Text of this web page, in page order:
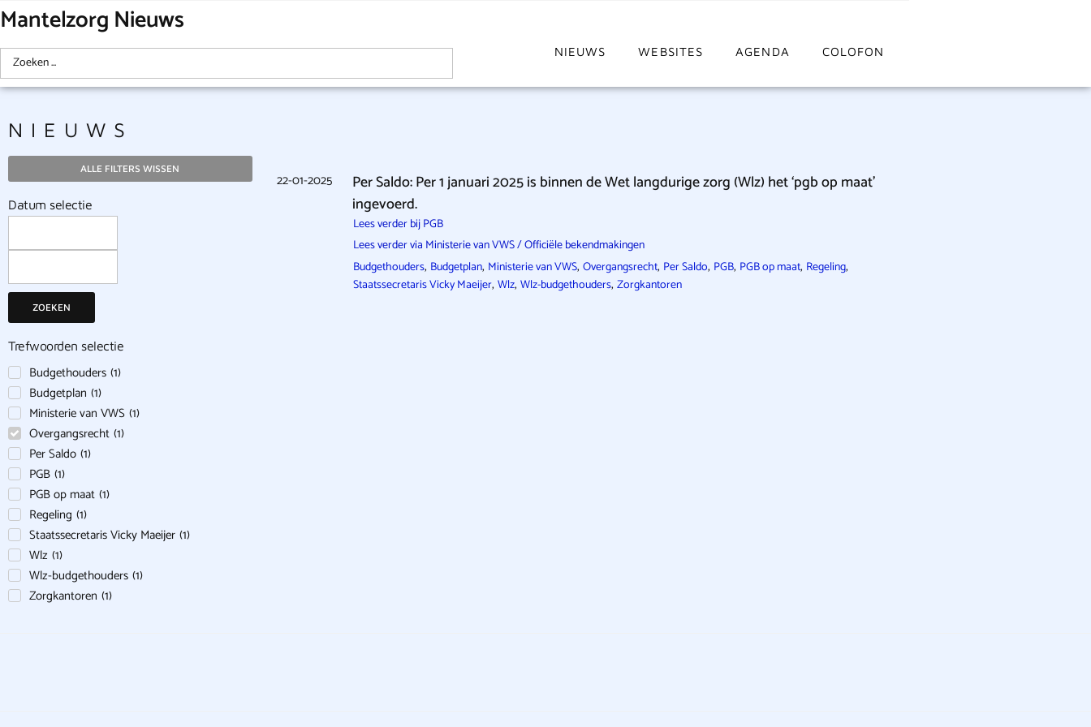
Mantelzorg Nieuws
NIEUWS WEBSITES AGENDA COLOFON
NIEUWS
ALLE FILTERS WISSEN
Datum selectie
ZOEKEN
Trefwoorden selectie
Budgethouders (1)
Budgetplan (1)
Ministerie van VWS (1)
Overgangsrecht (1)
Per Saldo (1)
PGB (1)
PGB op maat (1)
Regeling (1)
Staatssecretaris Vicky Maeijer (1)
Wlz (1)
Wlz-budgethouders (1)
Zorgkantoren (1)
22-01-2025
Per Saldo: Per 1 januari 2025 is binnen de Wet langdurige zorg (Wlz) het ‘pgb op maat’
ingevoerd.
Lees verder bij PGB
Lees verder via Ministerie van VWS / Officiële bekendmakingen
Budgethouders, Budgetplan, Ministerie van VWS, Overgangsrecht, Per Saldo, PGB, PGB op maat, Regeling,
Staatssecretaris Vicky Maeijer, Wlz, Wlz-budgethouders, Zorgkantoren